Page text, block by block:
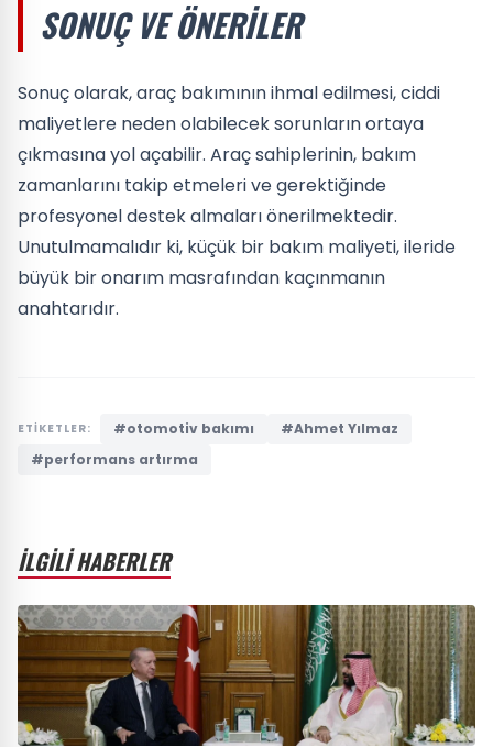
SONUÇ VE ÖNERILER
Sonuç olarak, araç bakımının ihmal edilmesi, ciddi
maliyetlere neden olabilecek sorunların ortaya
çıkmasına yol açabilir. Araç sahiplerinin, bakım
zamanlarını takip etmeleri ve gerektiğinde
profesyonel destek almaları önerilmektedir.
Unutulmamalıdır ki, küçük bir bakım maliyeti, ileride
büyük bir onarım masrafından kaçınmanın
anahtarıdır.
ETİKETLER: #otomotiv bakımı
#Ahmet Yılmaz
#performans artırma
İLGİLİ HABERLER